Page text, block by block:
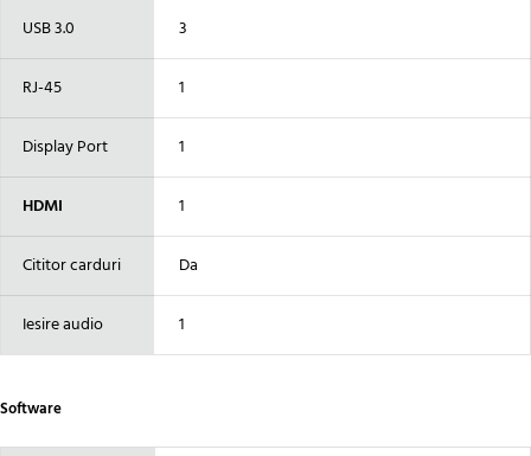
USB 3.0 3
RJ-45 1
Display Port 1
HDMI 1
Cititor carduri Da
Iesire audio 1
Software